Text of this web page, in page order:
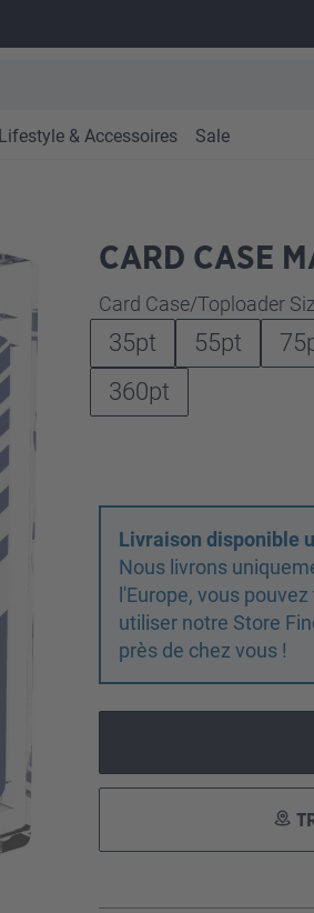
Lifestyle & Accessoires Sale
CARD CASE
Sélectionnez
Card Case/Toploader
35pt 55pt
360pt
Livraison disponible
Nous livrons
l'Europe, vous
utiliser notre Store
près de chez vous !